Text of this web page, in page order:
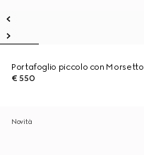
Portafoglio piccolo con Morsetto
€ 550
Novità